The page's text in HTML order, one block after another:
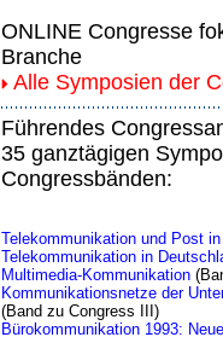
ONLINE Congresse
Branche
Alle Symposien der
Führendes
35 ganztägigen
Congressbänden:
Telekommunikation und Post
Telekommunikation in
Multimedia-Kommunikation
Kommunikationsnetze der
(Band zu Congress III)
Bürokommunikation 1993: